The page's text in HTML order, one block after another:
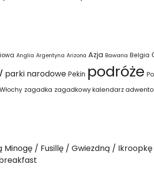
Anglia Argentyna Arizona Azja Bawaria Belgia
parki narodowe Pekin podróże
Włochy zagadka zagadkowy kalendarz
Minogę Fusillę Gwiezdną Ikroopkę